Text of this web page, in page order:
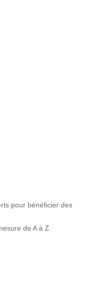
pour bénéficier des
de A à Z.